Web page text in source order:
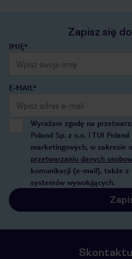
Zapisz się
IMIĘ*
E-MAIL*
Wyrażam zgodę na
Poland Sp. z o.o. i TUI
marketingowych, w zakresie
przetwarzaniu danych
komunikacji (e-mail), także
systemów wywołujących.